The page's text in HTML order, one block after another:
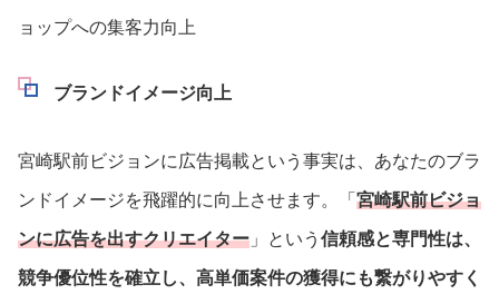
ョップへの集客力向上
ブランドイメージ向上
宮崎駅前ビジョンに広告掲載という事実は、あなたのブラ
ンドイメージを飛躍的に向上させます。「 宮崎駅前ビジョ
ンに広告を出すクリエイター 」という 信頼感と専門性は、
競争優位性を確立し、高単価案件の獲得にも繋がりやすく